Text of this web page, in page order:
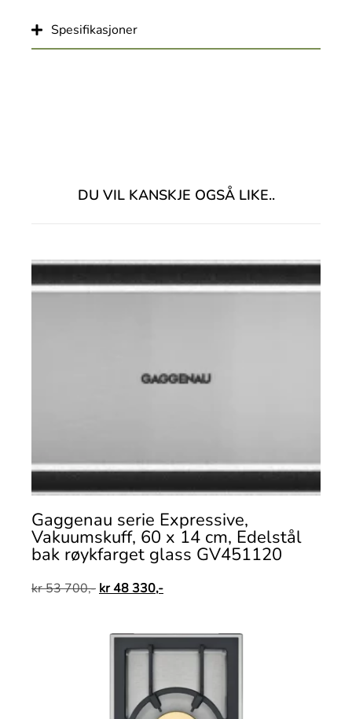
Spesifikasjoner
DU VIL KANSKJE OGSÅ LIKE..
Gaggenau serie Expressive,
Vakuumskuff, 60 x 14 cm, Edelstål
bak røykfarget glass GV451120
kr53 700,- kr48 330,-